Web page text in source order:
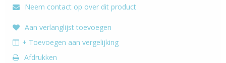
Neem contact op over dit product
Aan verlanglijst toevoegen
+ Toevoegen aan vergelijking
Afdrukken